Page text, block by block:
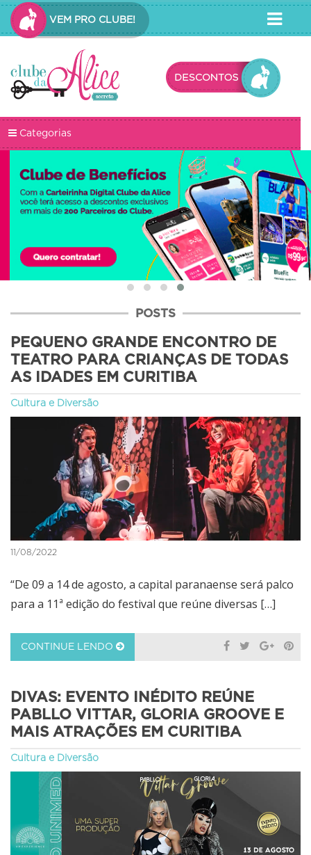
VEM PRO CLUBE!
Categorias
POSTS
PEQUENO GRANDE ENCONTRO DE
TEATRO PARA CRIANÇAS DE TODAS
AS IDADES EM CURITIBA
Cultura e Diversão
11/08/2022
“De 09 a 14 de agosto, a capital paranaense será palco
para a 11ª edição do festival que reúne diversas […]
CONTINUE LENDO
DIVAS: EVENTO INÉDITO REÚNE
PABLLO VITTAR, GLORIA GROOVE E
MAIS ATRAÇÕES EM CURITIBA
Cultura e Diversão